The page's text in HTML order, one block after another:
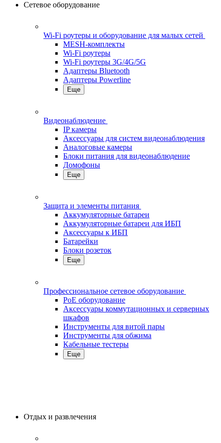
Сетевое оборудование
Wi-Fi роутеры и оборудование для малых сетей
MESH-комплекты
Wi-Fi роутеры
Wi-Fi роутеры 3G/4G/5G
Адаптеры Bluetooth
Адаптеры Powerline
Еще
Видеонаблюдение
IP камеры
Аксессуары для систем видеонаблюдения
Аналоговые камеры
Блоки питания для видеонаблюдение
Домофоны
Еще
Защита и элементы питания
Аккумуляторные батареи
Аккумуляторные батареи для ИБП
Аксессуары к ИБП
Батарейки
Блоки розеток
Еще
Профессиональное сетевое оборудование
PoE оборудование
Аксессуары коммутационных и серверных
шкафов
Инструменты для витой пары
Инструменты для обжима
Кабельные тестеры
Еще
Отдых и развлечения